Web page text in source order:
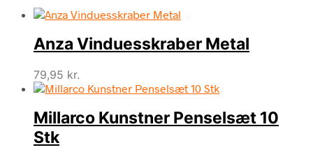
Anza Vinduesskraber Metal
79,95 kr.
Millarco Kunstner Penselsæt 10
Stk